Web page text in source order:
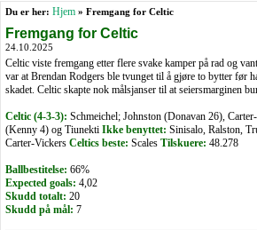
Du er her: Hjem » Fremgang for Celtic
Fremgang for Celtic
24.10.2025
Celtic viste fremgang etter flere svake kamper på rad og
var at Brendan Rodgers ble tvunget til å gjøre to bytter før
skadet. Celtic skapte nok målsjanser til at seiersmarginen
Celtic (4-3-3): Schmeichel; Johnston (Donavan 26),
(Kenny 4) og Tiunekti Ikke benyttet: Sinisalo, Ralston,
Carter-Vickers Celtics beste: Scales Tilskuere: 48.278
Ballbestitelse: 66%
Expected goals: 4,02
Skudd totalt: 20
Skudd på mål: 7